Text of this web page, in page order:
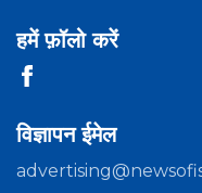
हमें फ़ॉलो करें
विज्ञापन ईमेल